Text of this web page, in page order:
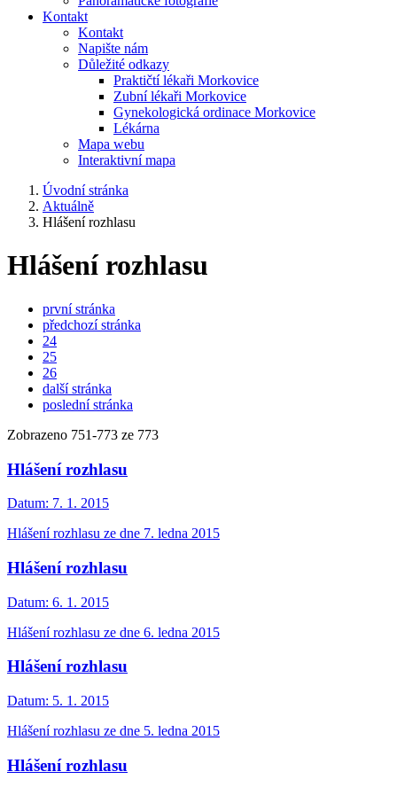
Kontakt
Kontakt
Napište nám
Důležité odkazy
Praktičtí lékaři Morkovice
Zubní lékaři Morkovice
Gynekologická ordinace Morkovice
Lékárna
Mapa webu
Interaktivní mapa
Úvodní stránka
Aktuálně
Hlášení rozhlasu
Hlášení rozhlasu
první stránka
předchozí stránka
24
25
26
další stránka
poslední stránka
Zobrazeno 751-773 ze 773
Hlášení rozhlasu
Datum: 7. 1. 2015
Hlášení rozhlasu ze dne 7. ledna 2015
Hlášení rozhlasu
Datum: 6. 1. 2015
Hlášení rozhlasu ze dne 6. ledna 2015
Hlášení rozhlasu
Datum: 5. 1. 2015
Hlášení rozhlasu ze dne 5. ledna 2015
Hlášení rozhlasu